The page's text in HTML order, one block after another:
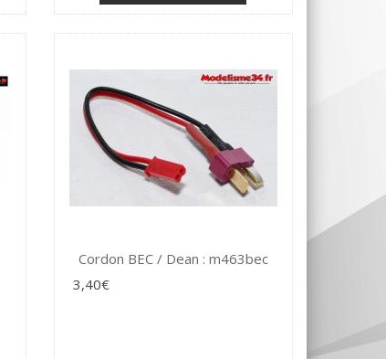
Cordon BEC / Dean : m463bec
3,40€